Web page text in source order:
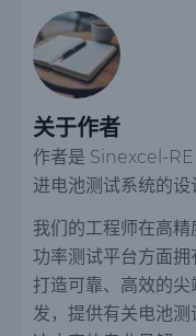
关于作者
作者是 Sinexcel-
进电池测试系统的
我们的工程师在高
功率测试平台方面
打造可靠、高效的
发，提供有关电池